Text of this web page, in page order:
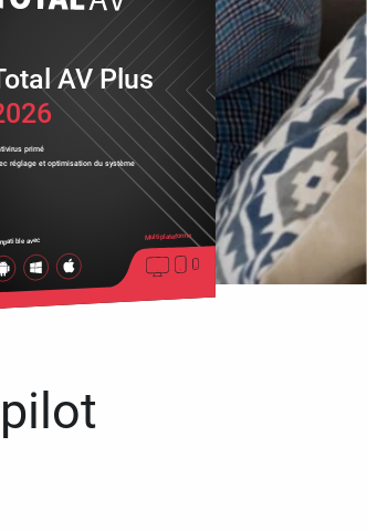
primé
réglage et optimisation du système
avec Multiplateforme
AV Plus